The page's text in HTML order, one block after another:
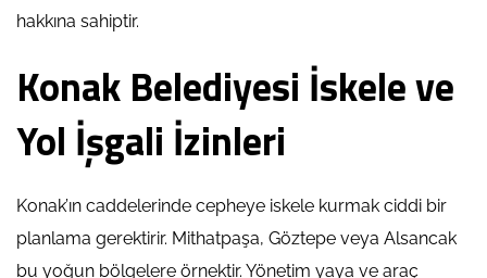
hakkına sahiptir.
Konak Belediyesi İskele ve
Yol İşgali İzinleri
Konak’ın caddelerinde cepheye iskele kurmak ciddi bir
planlama gerektirir. Mithatpaşa, Göztepe veya Alsancak
bu yoğun bölgelere örnektir. Yönetim yaya ve araç